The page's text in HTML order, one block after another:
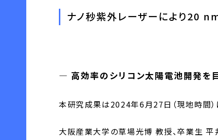
ナノ秒紫外レーザーにより20
― 高効率のシリコン太陽電池開発を
本研究成果は2024年6月27日（現地時間
大阪産業大学の草場光博 教授、卒業生 平